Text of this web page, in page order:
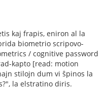
kaj frapis, eniron al la
biometrio scripovo-
/ cognitive password
kapto [read: motion
stilojn dum vi ŝpinos la
la elstratino diris.